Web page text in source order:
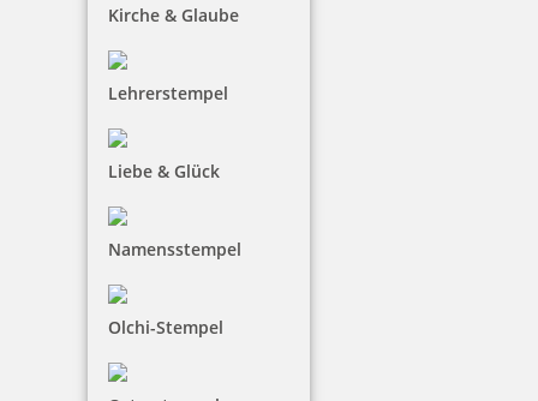
Kirche & Glaube
Lehrerstempel
Liebe & Glück
Namensstempel
Olchi-Stempel